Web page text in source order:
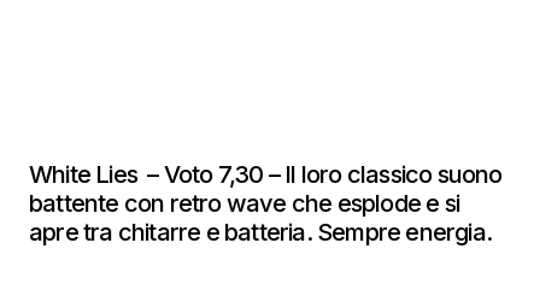
White Lies – Voto 7,30 – Il loro classico suono
battente con retro wave che esplode e si
apre tra chitarre e batteria. Sempre energia.